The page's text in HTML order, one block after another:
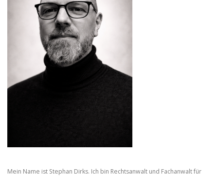
Mein Name ist Stephan Dirks. Ich bin Rechtsanwalt und Fachanwalt für